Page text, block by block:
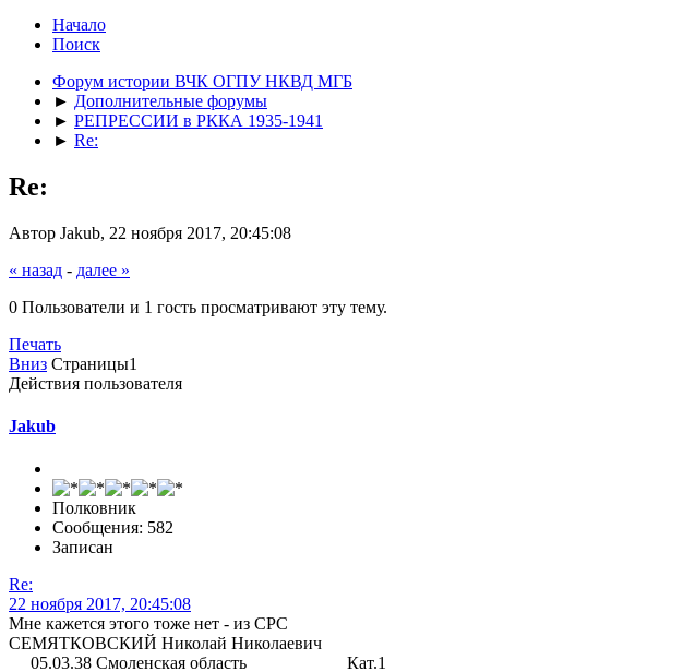
Начало
Поиск
Форум истории ВЧК ОГПУ НКВД МГБ
► Дополнительные форумы
► РЕПРЕССИИ в РККА 1935-1941
► Re:
Re:
Автор Jakub, 22 ноября 2017, 20:45:08
« назад - далее »
0 Пользователи и 1 гость просматривают эту тему.
Печать
Вниз Страницы1
Действия пользователя
Jakub
Полковник
Сообщения: 582
Записан
Re:
22 ноября 2017, 20:45:08
Мне кажется этого тоже нет - из СРС
СЕМЯТКОВСКИЙ Николай Николаевич
05.03.38 Смоленская область Кат.1